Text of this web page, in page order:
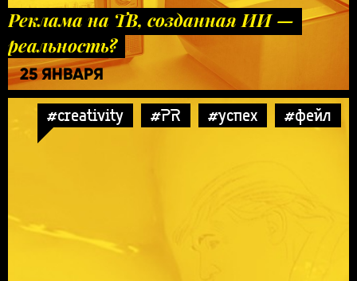
Реклама на ТВ, созданная ИИ —
реальность?
25 ЯНВАРЯ
#creativity #PR #успех #фейл